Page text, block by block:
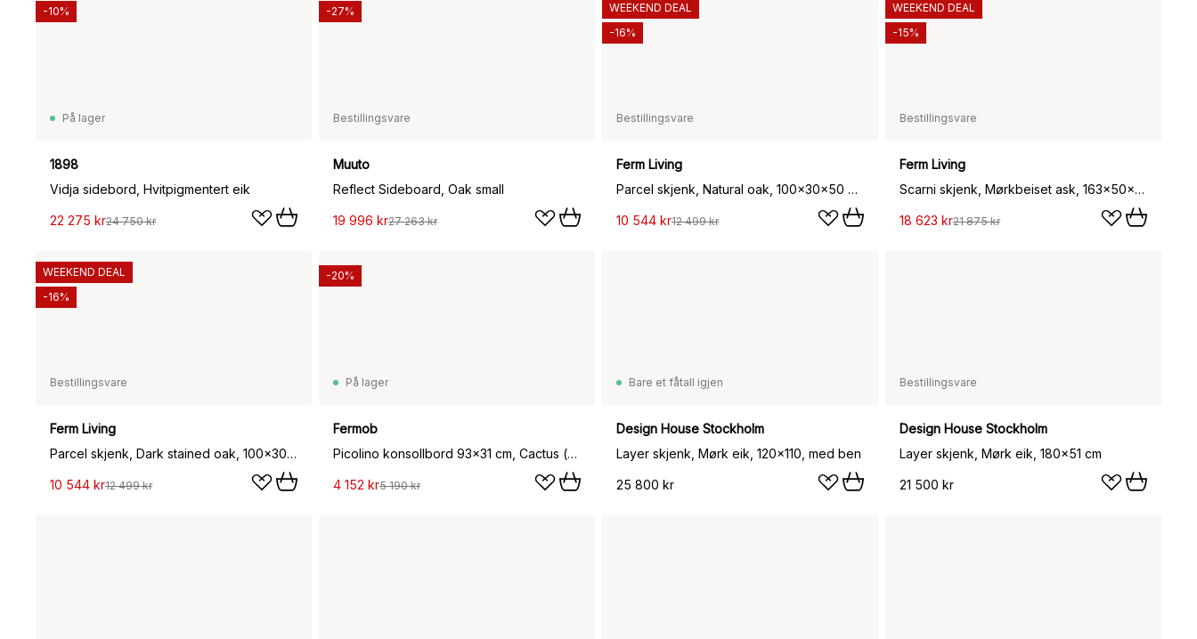
På lager
1898
Vidja sidebord, Hvitpigmentert eik
22 275 kr24 750 kr
-10%
Bestillingsvare
Muuto
Reflect Sideboard, Oak small
19 996 kr27 263 kr
-27%
Bestillingsvare
Ferm Living
Parcel skjenk, Natural oak, 100x30x50 cm
10 544 kr12 499 kr
WEEKEND DEAL
-16%
Bestillingsvare
Ferm Living
Scarni skjenk, Mørkbeiset ask, 163x50x74 cm
18 623 kr21 875 kr
WEEKEND DEAL
-15%
Bestillingsvare
Ferm Living
Parcel skjenk, Dark stained oak, 100x30x50 cm
10 544 kr12 499 kr
WEEKEND DEAL
-16%
På lager
Fermob
Picolino konsollbord 93x31 cm, Cactus (grønn)
4 152 kr5 190 kr
-20%
Bare et fåtall igjen
Design House Stockholm
Layer skjenk, Mørk eik, 120x110, med ben
25 800 kr
Bestillingsvare
Design House Stockholm
Layer skjenk, Mørk eik, 180x51 cm
21 500 kr